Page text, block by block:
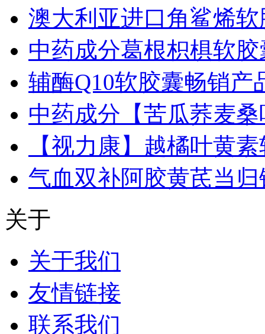
澳大利亚进口角鲨烯软
中药成分葛根枳椇软胶
辅酶Q10软胶囊畅销产
中药成分【苦瓜荞麦
【视力康】越橘叶黄
气血双补阿胶黄芪当
关于
关于我们
友情链接
联系我们